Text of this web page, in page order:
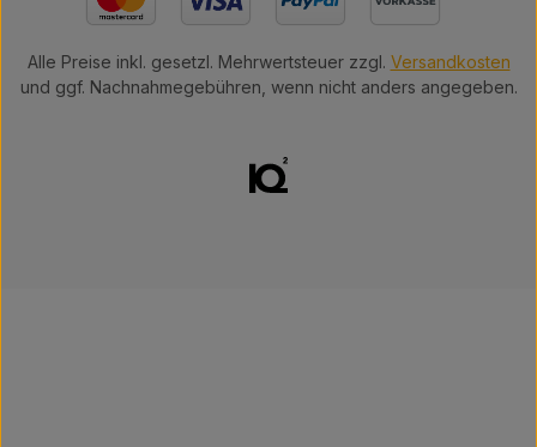
Alle Preise inkl. gesetzl. Mehrwertsteuer zzgl. Versandkosten
und ggf. Nachnahmegebühren, wenn nicht anders angegeben.